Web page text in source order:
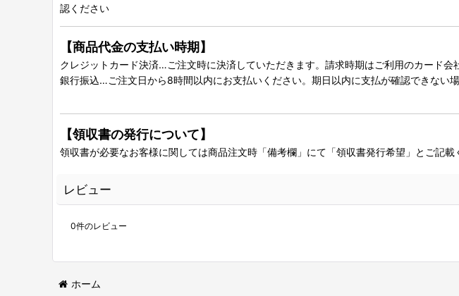
認ください
【商品代金の支払い時期】
クレジットカード決済…ご注文時に決済していただきます。請求時期はご利用のカード会
銀行振込…ご注文日から8時間以内にお支払いください。期日以内に支払が確認できない
【領収書の発行について】
領収書が必要なお客様に関しては商品注文時「備考欄」にて「領収書発行希望」とご記載
レビュー
0件のレビュー
ホーム